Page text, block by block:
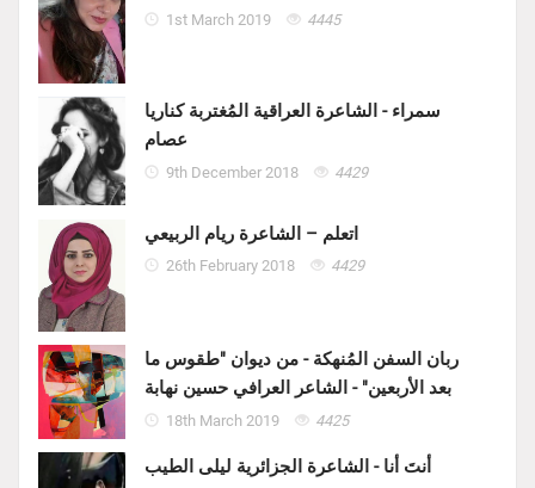
1st March 2019 4445
سمراء - الشاعرة العراقية المُغتربة كناريا
عصام
9th December 2018 4429
اتعلم – الشاعرة ريام الربيعي
26th February 2018 4429
ربان السفن المُنهكة - من ديوان "طقوس ما
بعد الأربعين" - الشاعر العرافي حسين نهابة
18th March 2019 4425
أنتَ أنا - الشاعرة الجزائرية ليلى الطيب